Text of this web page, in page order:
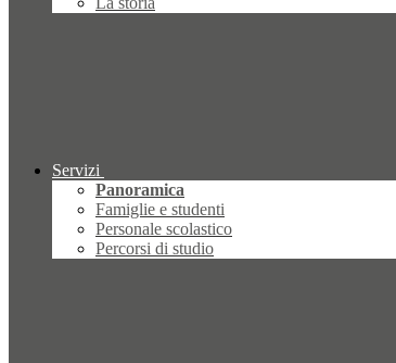
Servizi
Panoramica
Famiglie e studenti
Personale scolastico
Percorsi di studio